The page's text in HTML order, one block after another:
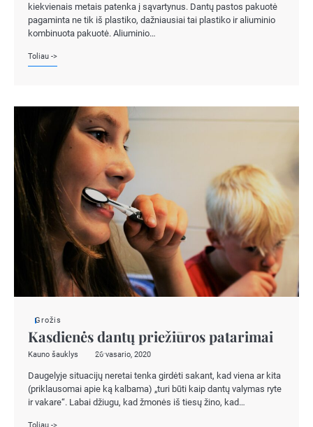
kiekvienais metais patenka į sąvartynus. Dantų pastos pakuotė
pagaminta ne tik iš plastiko, dažniausiai tai plastiko ir aliuminio
kombinuota pakuotė. Aliuminio…
Toliau ->
Grožis
Kasdienės dantų priežiūros patarimai
Kauno šauklys 26 vasario, 2020
Daugelyje situacijų neretai tenka girdėti sakant, kad viena ar kita
(priklausomai apie ką kalbama) „turi būti kaip dantų valymas ryte
ir vakare“. Labai džiugu, kad žmonės iš tiesų žino, kad…
Toliau ->